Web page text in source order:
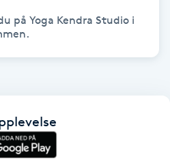
på Yoga Kendra Studio i